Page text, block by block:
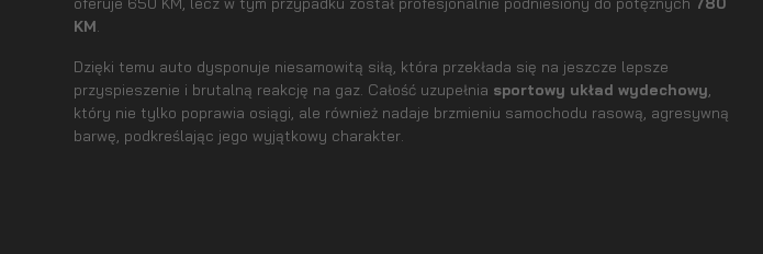
KM
Dzięki temu auto dysponuje niesamowitą siłą, która przekłada się na jeszcze lepsze
przyspieszenie i brutalną reakcję na gaz. Całość uzupełnia sportowy układ wydechowy
który nie tylko poprawia osiągi, ale również nadaje brzmieniu samochodu rasową, agresywną
barwę, podkreślając jego wyjątkowy charakter.